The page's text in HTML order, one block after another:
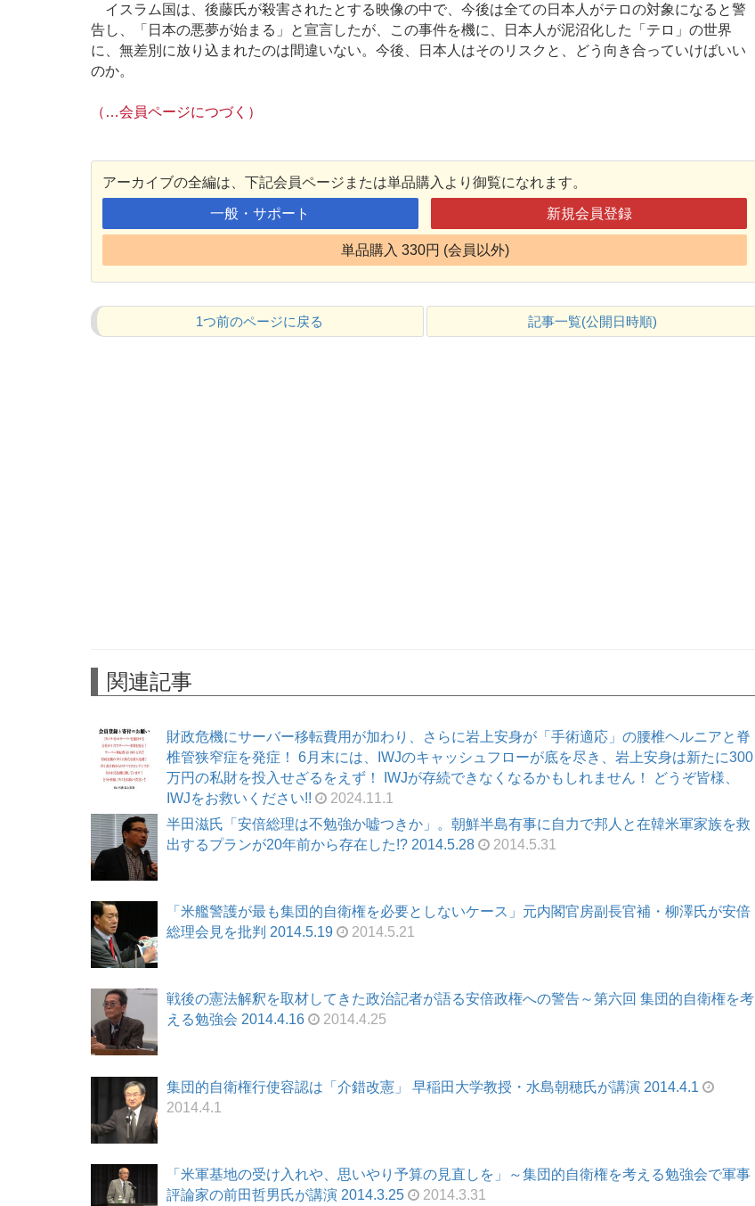
イスラム国は、後藤氏が殺害されたとする映像の中で、今後は全ての日本人がテロの対象になると警
告し、「日本の悪夢が始まる」と宣言したが、この事件を機に、日本人が泥沼化した「テロ」の世界
に、無差別に放り込まれたのは間違いない。今後、日本人はそのリスクと、どう向き合っていけばいい
のか。
（…会員ページにつづく）
アーカイブの全編は、下記会員ページまたは単品購入より御覧になれます。
一般・サポート 新規会員登録
単品購入 330円 (会員以外)
1つ前のページに戻る 記事一覧(公開日時順)
関連記事
財政危機にサーバー移転費用が加わり、さらに岩上安身が「手術適応」の腰椎ヘルニアと脊
椎管狭窄症を発症！ 6月末には、IWJのキャッシュフローが底を尽き、岩上安身は新たに300
万円の私財を投入せざるをえず！ IWJが存続できなくなるかもしれません！ どうぞ皆様、
IWJをお救いください!!
2024.11.1
半田滋氏「安倍総理は不勉強か嘘つきか」。朝鮮半島有事に自力で邦人と在韓米軍家族を救
出するプランが20年前から存在した!? 2014.5.28
2014.5.31
「米艦警護が最も集団的自衛権を必要としないケース」元内閣官房副長官補・柳澤氏が安倍
総理会見を批判 2014.5.19
2014.5.21
戦後の憲法解釈を取材してきた政治記者が語る安倍政権への警告～第六回 集団的自衛権を考
える勉強会 2014.4.16
2014.4.25
集団的自衛権行使容認は「介錯改憲」 早稲田大学教授・水島朝穂氏が講演 2014.4.1
2014.4.1
「米軍基地の受け入れや、思いやり予算の見直しを」～集団的自衛権を考える勉強会で軍事
評論家の前田哲男氏が講演 2014.3.25
2014.3.31